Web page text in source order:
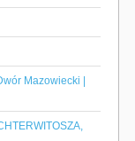
Mazowiecki |